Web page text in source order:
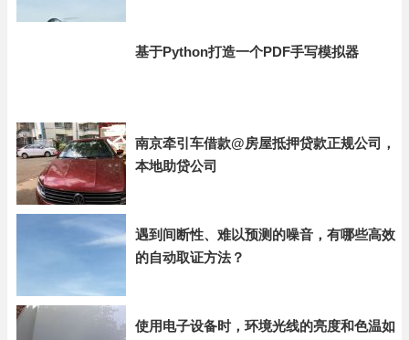
基于Python打造一个PDF手写模拟器
南京牵引车借款@房屋抵押贷款正规公司，
本地助贷公司
遇到间断性、难以预测的噪音，有哪些高效
的自动取证方法？
使用电子设备时，环境光线的亮度和色温如